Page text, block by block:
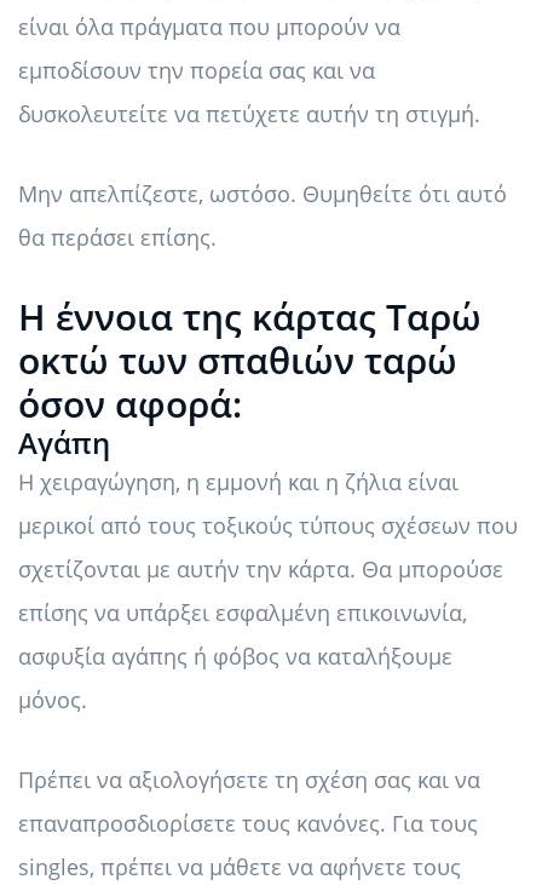
είναι όλα πράγματα που μπορούν να
εμποδίσουν την πορεία σας και να
δυσκολευτείτε να πετύχετε αυτήν τη στιγμή.
Μην απελπίζεστε, ωστόσο. Θυμηθείτε ότι αυτό
θα περάσει επίσης.
Η έννοια της κάρτας Ταρώ
οκτώ των σπαθιών ταρώ
όσον αφορά:
Αγάπη
Η χειραγώγηση, η εμμονή και η ζήλια είναι
μερικοί από τους τοξικούς τύπους σχέσεων που
σχετίζονται με αυτήν την κάρτα. Θα μπορούσε
επίσης να υπάρξει εσφαλμένη επικοινωνία,
ασφυξία αγάπης ή φόβος να καταλήξουμε
μόνος.
Πρέπει να αξιολογήσετε τη σχέση σας και να
επαναπροσδιορίσετε τους κανόνες. Για τους
singles, πρέπει να μάθετε να αφήνετε τους